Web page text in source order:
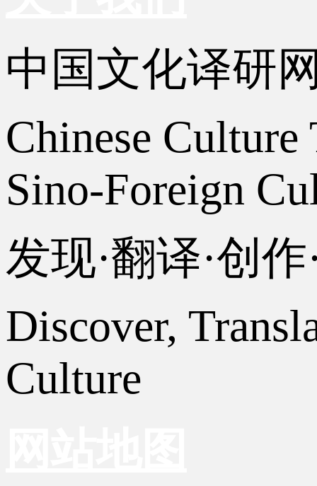
中国文化译研
Chinese
Sino-Foreign
发现·翻译·创
Discover,
Culture